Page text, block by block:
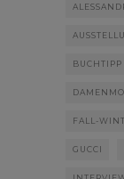
BUCHTIPP
FALL-
GUCCI